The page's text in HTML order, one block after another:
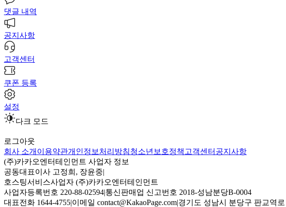
댓글 내역
공지사항
고객센터
쿠폰 등록
설정
다크 모드
로그아웃
회사 소개 이용약관개인정보처리방침청소년보호정책 고객센터 공지사항
(주)카카오엔터테인먼트 사업자 정보
공동대표이사 고정희, 장윤중|
호스팅서비스사업자 (주)카카오엔터테인먼트
사업자등록번호 220-88-02594|통신판매업 신고번호 2018-성남분당B-0004
대표전화 1644-4755|이메일 contact@KakaoPage.com|경기도 성남시 분당구 판교역